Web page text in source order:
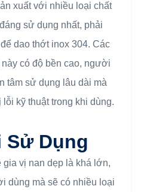
xuất với nhiều loại chất
sử dụng nhất, phải
dao thớt inox 304. Các
có độ bền cao, người
tâm sử dụng lâu dài mà
kỹ thuật trong khi dùng.
Sử Dụng
vị nan dẹp là khá lớn,
dùng mà sẽ có nhiều loại